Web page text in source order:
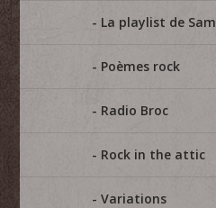
La playlist de Sam
Poèmes rock
Radio Broc
Rock in the attic
Variations